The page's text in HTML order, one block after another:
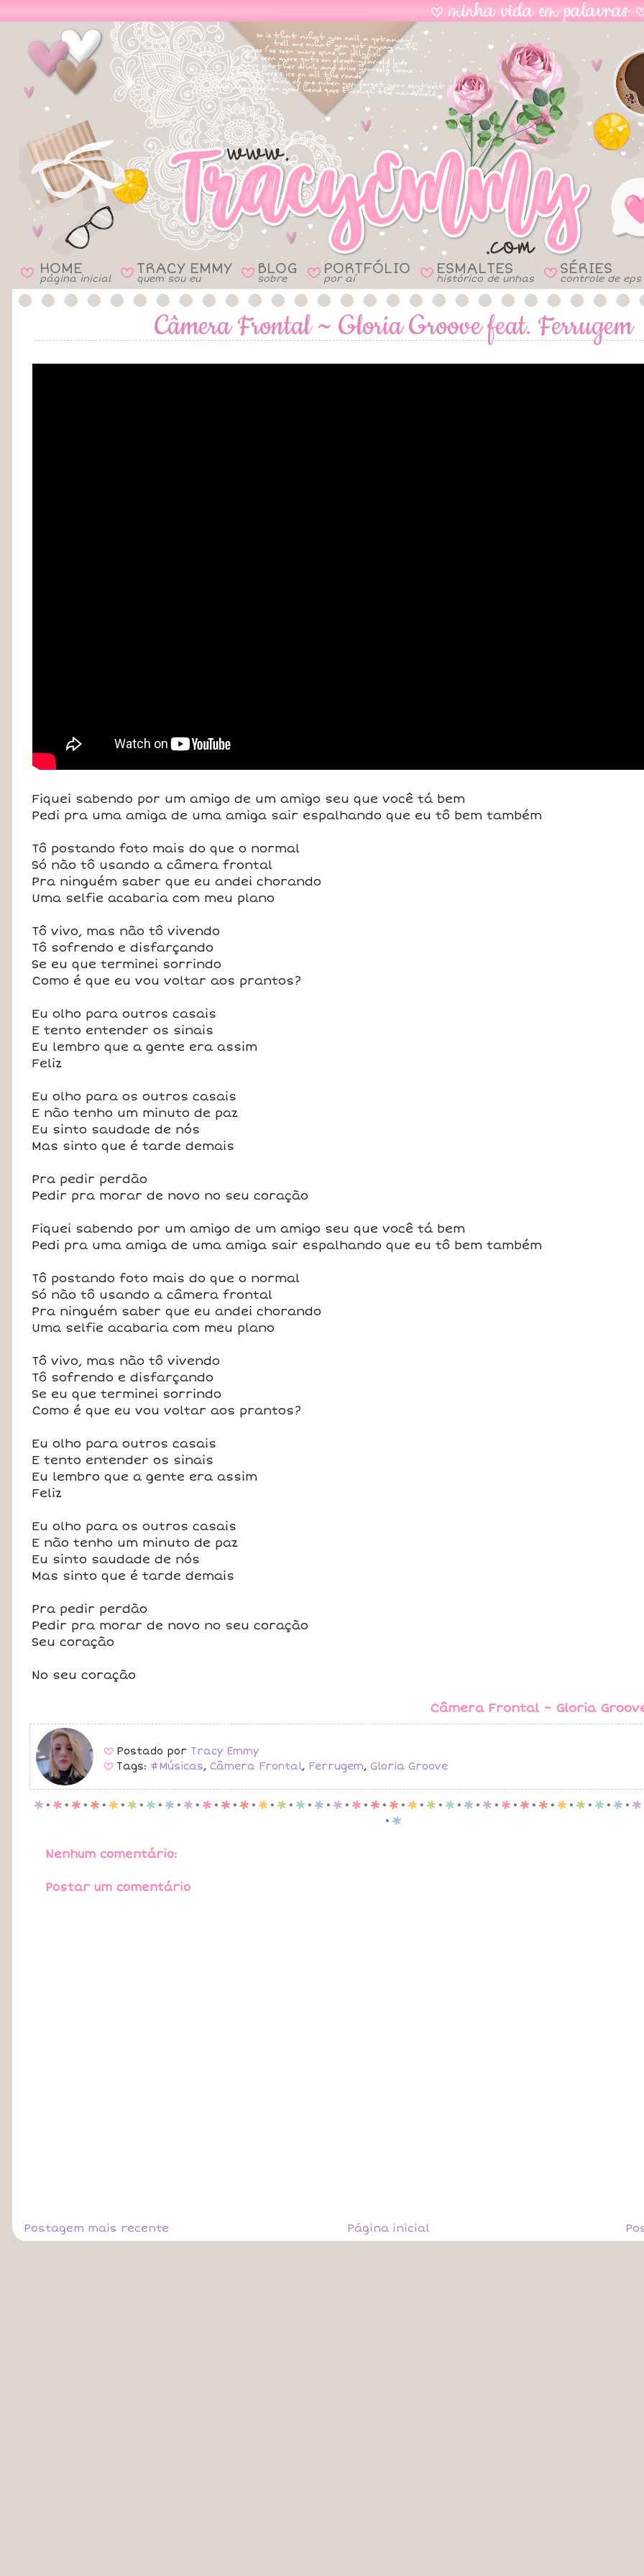
B HOME
página inicial B TRACY EMMY
quem sou eu B BLOG
sobre B PORTFÓLIO
por aí B ESMALTES
histórico de unhas B SÉRIES
controle de eps
Câmera Frontal ~ Gloria Groove feat. Ferrugem
Fiquei sabendo por um amigo de um amigo seu que você tá bem
Pedi pra uma amiga de uma amiga sair espalhando que eu tô bem também
Tô postando foto mais do que o normal
Só não tô usando a câmera frontal
Pra ninguém saber que eu andei chorando
Uma selfie acabaria com meu plano
Tô vivo, mas não tô vivendo
Tô sofrendo e disfarçando
Se eu que terminei sorrindo
Como é que eu vou voltar aos prantos?
Eu olho para outros casais
E tento entender os sinais
Eu lembro que a gente era assim
Feliz
Eu olho para os outros casais
E não tenho um minuto de paz
Eu sinto saudade de nós
Mas sinto que é tarde demais
Pra pedir perdão
Pedir pra morar de novo no seu coração
Fiquei sabendo por um amigo de um amigo seu que você tá bem
Pedi pra uma amiga de uma amiga sair espalhando que eu tô bem também
Tô postando foto mais do que o normal
Só não tô usando a câmera frontal
Pra ninguém saber que eu andei chorando
Uma selfie acabaria com meu plano
Tô vivo, mas não tô vivendo
Tô sofrendo e disfarçando
Se eu que terminei sorrindo
Como é que eu vou voltar aos prantos?
Eu olho para outros casais
E tento entender os sinais
Eu lembro que a gente era assim
Feliz
Eu olho para os outros casais
E não tenho um minuto de paz
Eu sinto saudade de nós
Mas sinto que é tarde demais
Pra pedir perdão
Pedir pra morar de novo no seu coração
Seu coração
No seu coração
Câmera Frontal ~ Gloria
B Postado por Tracy Emmy
B Tags: #Músicas, Câmera Frontal, Ferrugem, Gloria Groove
p . p . p . p . p . p . p . p . p . p . p . p . p . p . p . p . p . p . p . p . p . p . p . p . p . p . p . p . p . p . p . p . p
. p
Nenhum comentário:
Postar um comentário
Postagem mais recente Página inicial